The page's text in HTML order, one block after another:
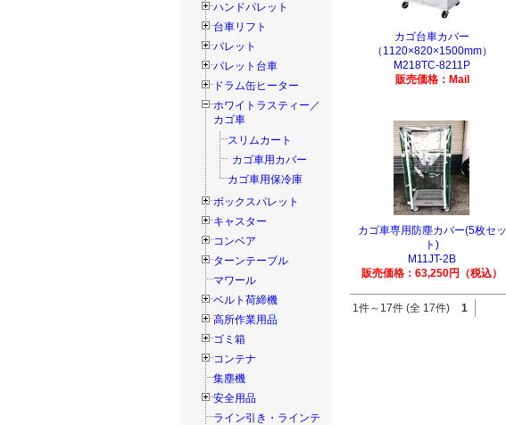
ハンドパレット
台車リフト
パレット
パレット台車
ドラム缶ヒーター
ホワイトラスティー／
カゴ車
スリムカート
カゴ車用カバー
カゴ車用保冷庫
ボックスパレット
キャスター
コンベア
ターンテーブル
マワール
ベルト荷締機
高所作業用品
ゴミ箱
コンテナ
集塵機
安全用品
ライン引き・ラインテ
カゴ台車カバー
（1120×820×1500mm）
M218TC-8211P
販売価格：Mail
カゴ車専用防塵カバー(5枚セッ
ト)
M11JT-2B
販売価格：63,250円（税込）
1件～17件 (全 17件) 1